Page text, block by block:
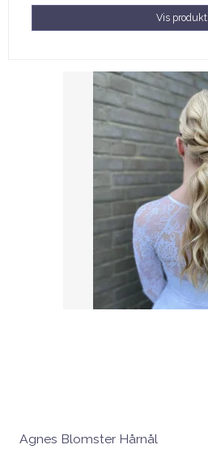
Vis produkt
Agnes Blomster Hårnål